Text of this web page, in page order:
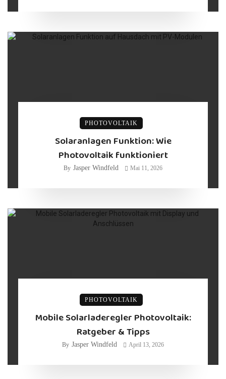
PHOTOVOLTAIK
Solaranlagen Funktion: Wie
Photovoltaik funktioniert
By Jasper Windfeld Mai 11, 2026
PHOTOVOLTAIK
Mobile Solarladeregler Photovoltaik:
Ratgeber & Tipps
By Jasper Windfeld April 13, 2026